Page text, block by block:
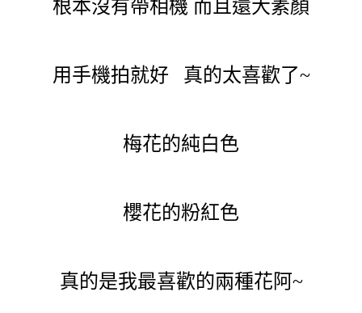
根本沒有帶相機 而且還大素顏
用手機拍就好 真的太喜歡了~
梅花的純白色
櫻花的粉紅色
真的是我最喜歡的兩種花阿~